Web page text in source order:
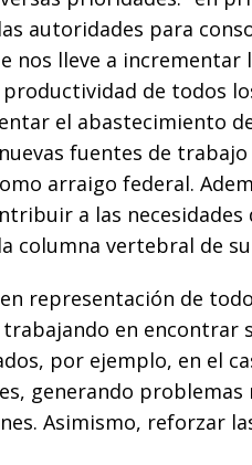
autoridades para
nos lleve a incrementar
de todos
el abastecimiento
fuentes de
arraigo federal.
a las necesidades
columna vertebral de
representación de
en encontrar
por ejemplo, en el
generando problemas
Asimismo, reforzar